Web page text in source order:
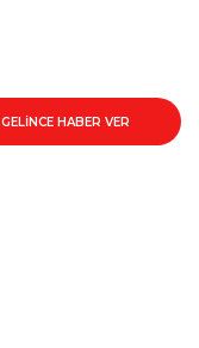
GELİNCE HABER VER